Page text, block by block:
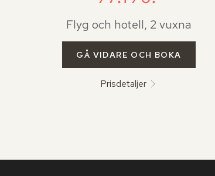
Flyg och hotell, 2 vuxna
GÅ VIDARE OCH BOKA
Prisdetaljer